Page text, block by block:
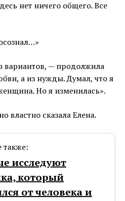
нет ничего общего. Все
вариантов, — продолжила
а из нужды. Думал, что я
Но я изменилась».
властно сказала Елена.
также:
исследуют
который
от человека и